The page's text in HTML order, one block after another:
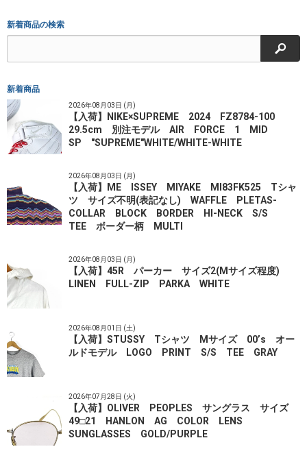
新着商品の検索
検索
新着商品
2026年08月03日 (月)
【入荷】NIKE×SUPREME 2024 FZ8784-100
29.5cm 別注モデル AIR FORCE 1 MID
SP "SUPREME"WHITE/WHITE-WHITE
2026年08月03日 (月)
【入荷】ME ISSEY MIYAKE MI83FK525 Tシャ
ツ サイズ不明(表記なし) WAFFLE PLETAS-
COLLAR BLOCK BORDER HI-NECK S/S
TEE ボーダー柄 MULTI
2026年08月03日 (月)
【入荷】45R パーカー サイズ2(Mサイズ程度)
LINEN FULL-ZIP PARKA WHITE
2026年08月01日 (土)
【入荷】STUSSY Tシャツ Mサイズ 00’s オー
ルドモデル LOGO PRINT S/S TEE GRAY
2026年07月28日 (火)
【入荷】OLIVER PEOPLES サングラス サイズ
49□21 HANLON AG COLOR LENS
SUNGLASSES GOLD/PURPLE